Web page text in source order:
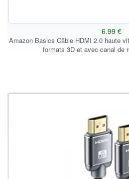
6.99 €
Amazon Basics Câble HDMI 2.0 haute
formats 3D et avec canal de